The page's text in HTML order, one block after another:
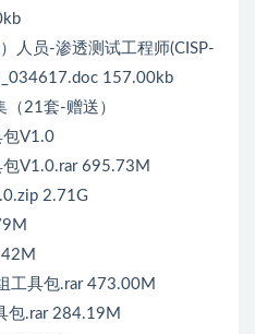
人员-渗透测试工程师(CISP-
157.00kb
21套-赠送）
包V1.0
V1.0.rar 695.73M
2.71G
工具包.rar 473.00M
包.rar 284.19M